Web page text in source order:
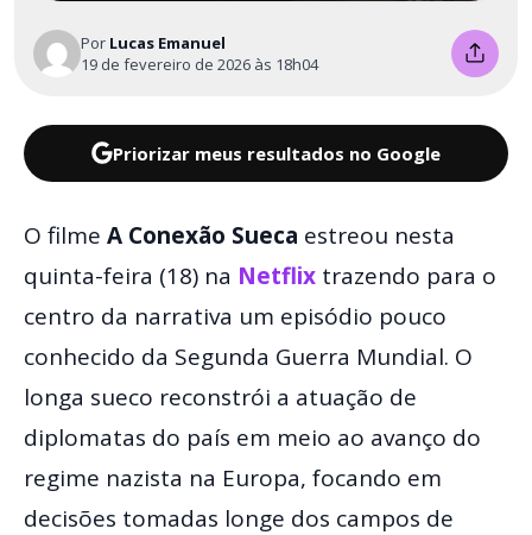
Por Lucas Emanuel
19 de fevereiro de 2026 às 18h04
Priorizar meus resultados no Google
O filme A Conexão Sueca estreou nesta
quinta-feira (18) na Netflix trazendo para o
centro da narrativa um episódio pouco
conhecido da Segunda Guerra Mundial. O
longa sueco reconstrói a atuação de
diplomatas do país em meio ao avanço do
regime nazista na Europa, focando em
decisões tomadas longe dos campos de